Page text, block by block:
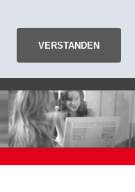
VERSTANDEN